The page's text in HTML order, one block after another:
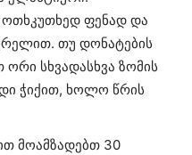
ოთხკუთხედ ფენად და
თუ დონატების
სხვადასხვა ზომის
ჭიქით, ხოლო წრის
მოამზადებთ 30